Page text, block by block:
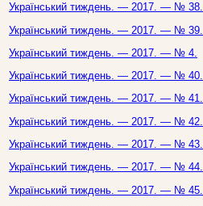
Український тиждень. — 2017. — № 38.
Український тиждень. — 2017. — № 39.
Український тиждень. — 2017. — № 4.
Український тиждень. — 2017. — № 40.
Український тиждень. — 2017. — № 41.
Український тиждень. — 2017. — № 42.
Український тиждень. — 2017. — № 43.
Український тиждень. — 2017. — № 44.
Український тиждень. — 2017. — № 45.